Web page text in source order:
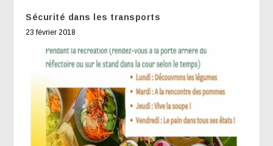
Sécurité dans les transports
23 février 2018